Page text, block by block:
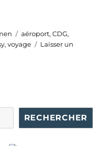
Étiquettes
aéroport,CDG,
,voyage
Laisser un
RECHERCHER